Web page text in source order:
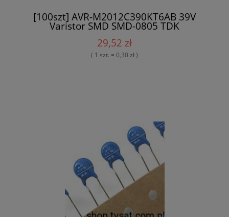
[100szt] AVR-M2012C390KT6AB 39V
Varistor SMD SMD-0805 TDK
29,52 zł
( 1 szt. = 0,30 zł )